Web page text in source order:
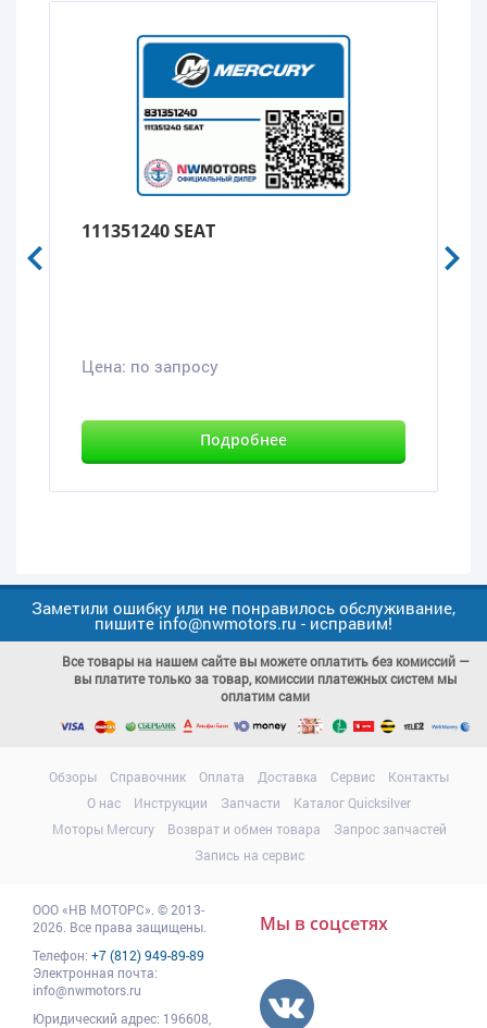
111351240 SEAT
Цена: по запросу
Подробнее
Заметили ошибку или не понравилось обслуживание,
пишите info@nwmotors.ru - исправим!
Все товары на нашем сайте вы можете оплатить без комиссий —
вы платите только за товар, комиссии платежных систем мы
оплатим сами
Обзоры Справочник Оплата Доставка Сервис
Контакты
О нас
Инструкции Запчасти
Каталог Quicksilver
Моторы Mercury
Возврат и обмен товара
Запрос запчастей
Запись на сервис
ООО«НВ МОТОРС» © 2013-
2026. Все права защищены.
Телефон: +7 (812) 949-89-89
Электронная почта:
info@nwmotors.ru
Юридический адрес: 196608
Мы в соцсетях